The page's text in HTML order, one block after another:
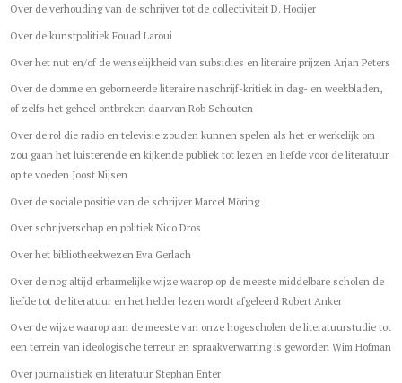
Over de verhouding van de schrijver tot de collectiviteit D. Hooijer
Over de kunstpolitiek Fouad Laroui
Over het nut en/of de wenselijkheid van subsidies en literaire prijzen Arjan Peters
Over de domme en geborneerde literaire naschrijf-kritiek in dag- en weekbladen,
of zelfs het geheel ontbreken daarvan Rob Schouten
Over de rol die radio en televisie zouden kunnen spelen als het er werkelijk om
zou gaan het luisterende en kijkende publiek tot lezen en liefde voor de literatuur
op te voeden Joost Nijsen
Over de sociale positie van de schrijver Marcel Möring
Over schrijverschap en politiek Nico Dros
Over het bibliotheekwezen Eva Gerlach
Over de nog altijd erbarmelijke wijze waarop op de meeste middelbare scholen de
liefde tot de literatuur en het helder lezen wordt afgeleerd Robert Anker
Over de wijze waarop aan de meeste van onze hogescholen de literatuurstudie tot
een terrein van ideologische terreur en spraakverwarring is geworden Wim Hofman
Over journalistiek en literatuur Stephan Enter